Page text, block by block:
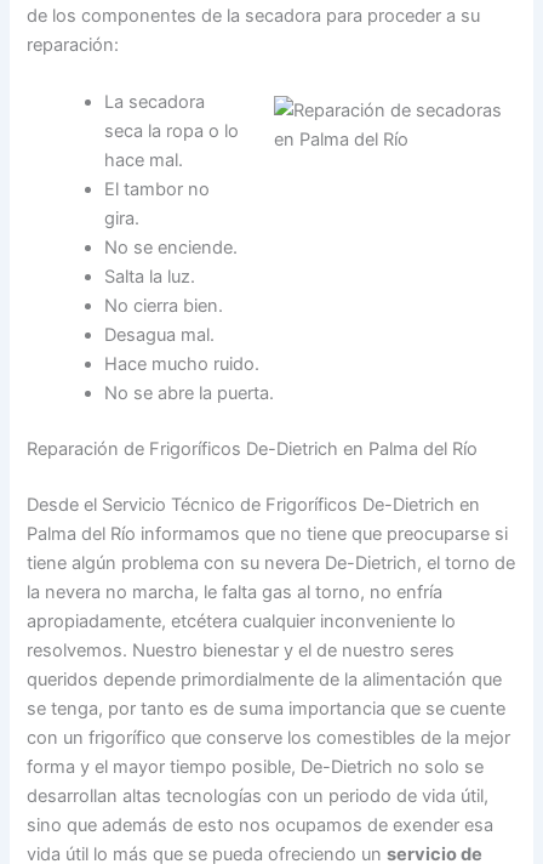
de los componentes de la secadora para proceder a su
reparación:
La secadora
seca la ropa o lo
hace mal.
El tambor no
gira.
No se enciende.
Salta la luz.
No cierra bien.
Desagua mal.
Hace mucho ruido.
No se abre la puerta.
Reparación de Frigoríficos De-Dietrich en Palma del Río
Desde el Servicio Técnico de Frigoríficos De-Dietrich en
Palma del Río informamos que no tiene que preocuparse si
tiene algún problema con su nevera De-Dietrich, el torno de
la nevera no marcha, le falta gas al torno, no enfría
apropiadamente, etcétera cualquier inconveniente lo
resolvemos. Nuestro bienestar y el de nuestro seres
queridos depende primordialmente de la alimentación que
se tenga, por tanto es de suma importancia que se cuente
con un frigorífico que conserve los comestibles de la mejor
forma y el mayor tiempo posible, De-Dietrich no solo se
desarrollan altas tecnologías con un periodo de vida útil,
sino que además de esto nos ocupamos de exender esa
vida útil lo más que se pueda ofreciendo unservicio de